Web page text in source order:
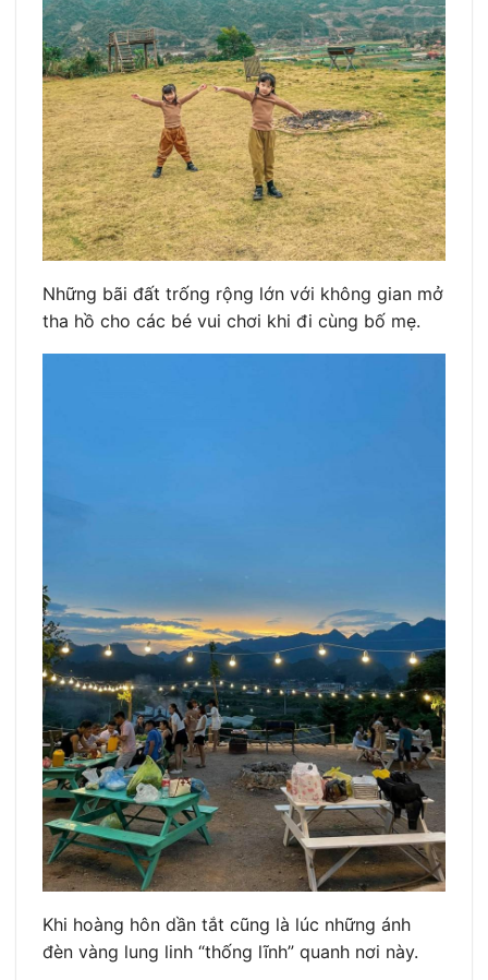
Những bãi đất trống rộng lớn với không gian mở
tha hồ cho các bé vui chơi khi đi cùng bố mẹ.
Khi hoàng hôn dần tắt cũng là lúc những ánh
đèn vàng lung linh “thống lĩnh” quanh nơi này.